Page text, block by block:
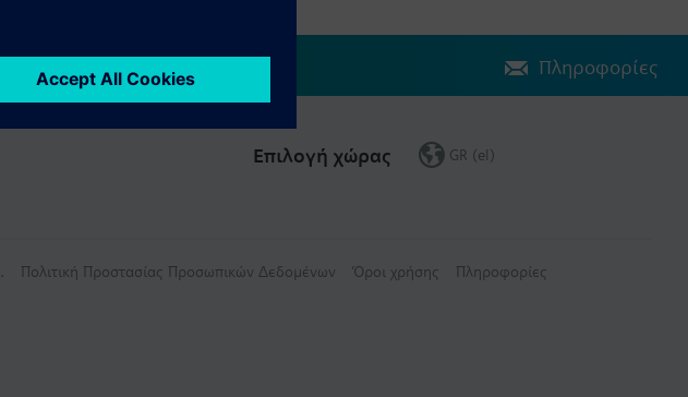
Πληροφορίες
Επιλογή χώρας GR (el)
Πολιτική Προστασίας Προσωπικών Δεδομένων Όροι χρήσης Πληροφορίες